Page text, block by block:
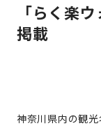
「らく楽
掲載
神奈川県内の観